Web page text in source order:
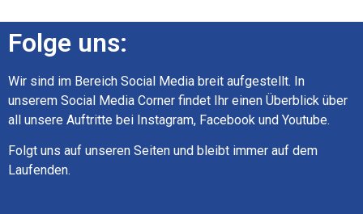
Folge uns:
Wir sind im Bereich Social Media breit aufgestellt. In
unserem Social Media Corner findet Ihr einen Überblick über
all unsere Auftritte bei Instagram, Facebook und Youtube.
Folgt uns auf unseren Seiten und bleibt immer auf dem
Laufenden.